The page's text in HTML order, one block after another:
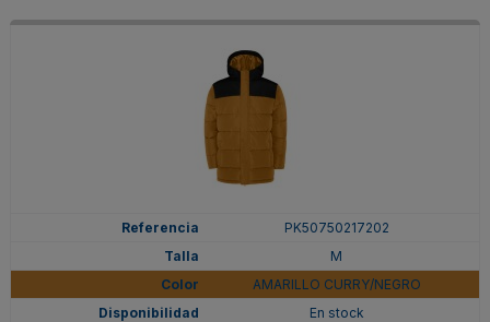
PK50750217202
M
AMARILLO CURRY/NEGRO
En stock